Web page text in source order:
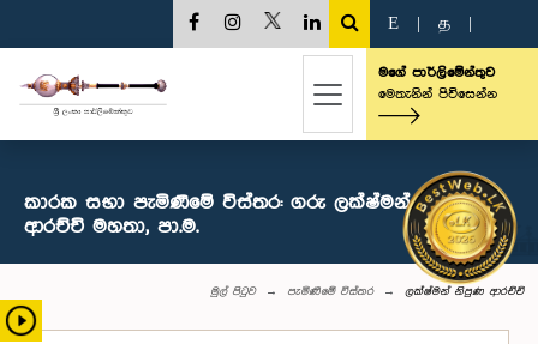
E த
මගේ පාර්ලිමේන්තුව
මෙතැනින් පිවිසෙන්න
කාරක සභා පැමිණීමේ විස්තර: ගරු ලක්ෂ්මන් නිපුණ
ආරච්චි මහතා, පා.ම.
මුල් පිටුව පැමිණීමේ විස්තර ලක්ෂ්මන් නිපුණ ආරච්චි